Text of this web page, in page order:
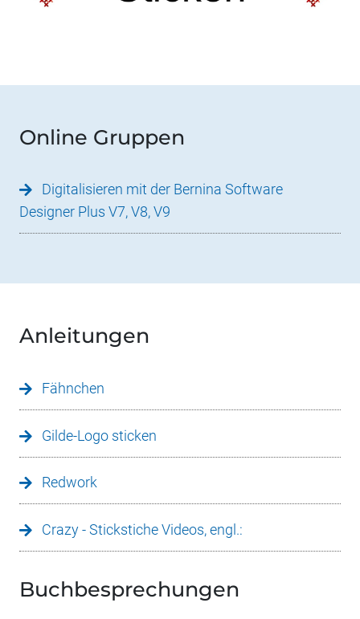
Online Gruppen
Digitalisieren mit der Bernina Software
Designer Plus V7, V8, V9
Anleitungen
Fähnchen
Gilde-Logo sticken
Redwork
Crazy - Stickstiche Videos, engl.:
Buchbesprechungen